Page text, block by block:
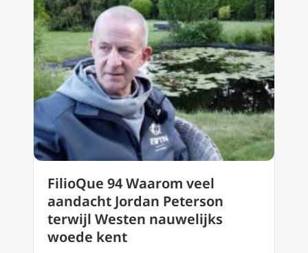
FilioQue 94 Waarom veel
aandacht Jordan Peterson
terwijl Westen nauwelijks
woede kent